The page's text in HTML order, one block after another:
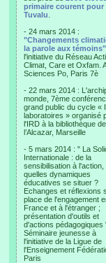
primaire courent pour
Tuvalu
- 24 mars 2014 :
"Changements
la parole aux témoins"
l'initiative du Réseau
Climat, Care et Oxfam.
Sciences Po, Paris 7è
- 22 mars 2014 :
monde, 7ème
grand public du cycle «
laboratoires » organisé
l'IRD à la bibliothèque de
l’Alcazar, Marseille
- 5 mars 2014 : " La
Internationale : de la
sensibilisation à l'action,
quelles dynamiques
éducatives se situer ?
Echanges et réflexions
place de l'engagement
France et à l'étranger ;
présentation d'outils et
d'actions pédagogiques
Séminaire jeunesse à
l'initiative de la Ligue de
l'Enseignement
Paris